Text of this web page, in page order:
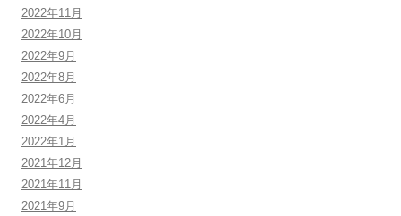
2022年11月
2022年10月
2022年9月
2022年8月
2022年6月
2022年4月
2022年1月
2021年12月
2021年11月
2021年9月